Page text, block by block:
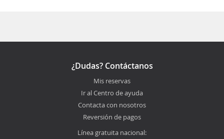
¿Dudas? Contáctanos
Mis reservas
Ir al Centro de ayuda
Contacta con nosotros
Reversión de pagos
Línea gratuita nacional: